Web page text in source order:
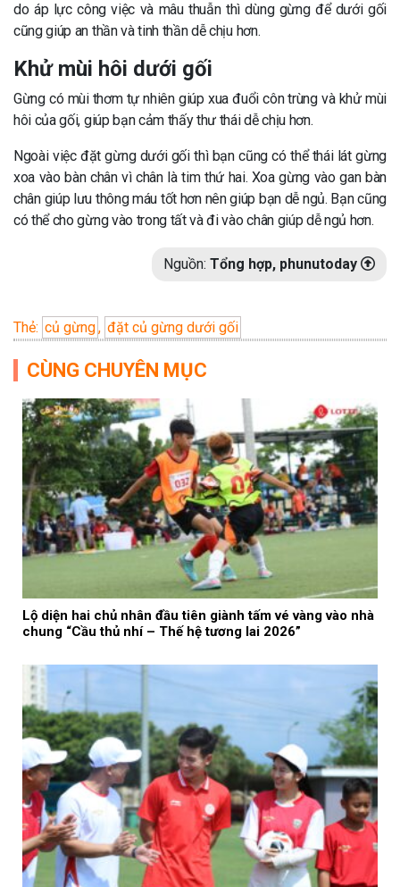
do áp lực công việc và mâu thuẫn thì dùng gừng để dưới gối
cũng giúp an thần và tinh thần dễ chịu hơn.
Khử mùi hôi dưới gối
Gừng có mùi thơm tự nhiên giúp xua đuổi côn trùng và khử mùi
hôi của gối, giúp bạn cảm thấy thư thái dễ chịu hơn.
Ngoài việc đặt gừng dưới gối thì bạn cũng có thể thái lát gừng
xoa vào bàn chân vì chân là tim thứ hai. Xoa gừng vào gan bàn
chân giúp lưu thông máu tốt hơn nên giúp bạn dễ ngủ. Bạn cũng
có thể cho gừng vào trong tất và đi vào chân giúp dễ ngủ hơn.
Nguồn: Tổng hợp, phunutoday
Thẻ: củ gừng, đặt củ gừng dưới gối
CÙNG CHUYÊN MỤC
Lộ diện hai chủ nhân đầu tiên giành tấm vé vàng vào nhà
chung “Cầu thủ nhí – Thế hệ tương lai 2026”